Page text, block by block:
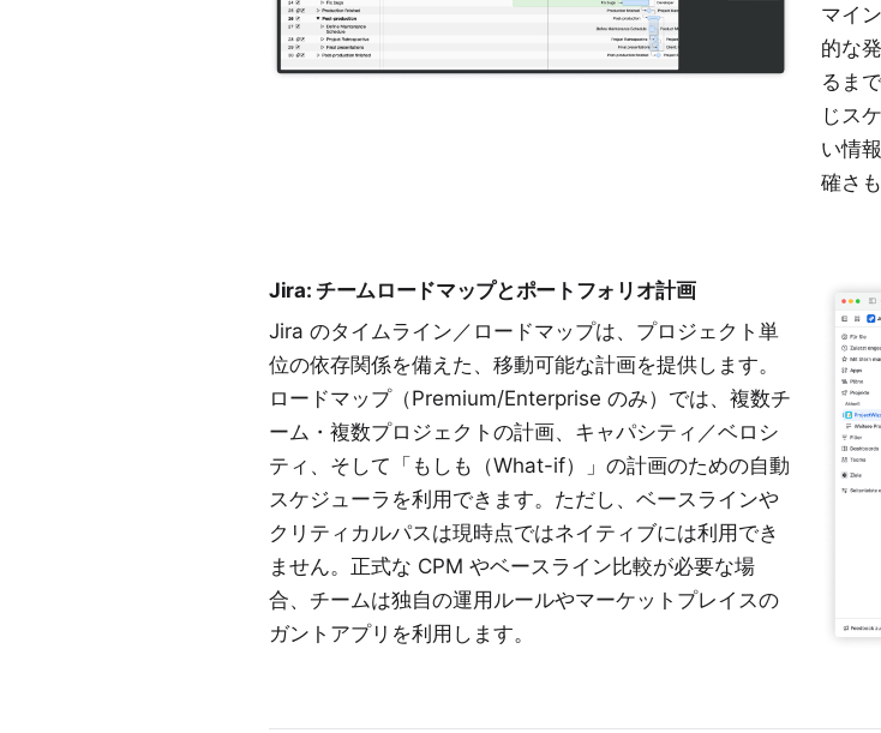
マイ
的な
るま
じス
い情
確さ
Jira: チームロードマップとポートフォリオ計画
Jira のタイムライン／ロードマップは、プロジェクト単
位の依存関係を備えた、移動可能な計画を提供します。
ロードマップ（Premium/Enterprise のみ）では、複数チ
ーム・複数プロジェクトの計画、キャパシティ／ベロシ
ティ、そして「もしも（What-if）」の計画のための自動
スケジューラを利用できます。ただし、ベースラインや
クリティカルパスは現時点ではネイティブには利用でき
ません。正式な CPM やベースライン比較が必要な場
合、チームは独自の運用ルールやマーケットプレイスの
ガントアプリを利用します。